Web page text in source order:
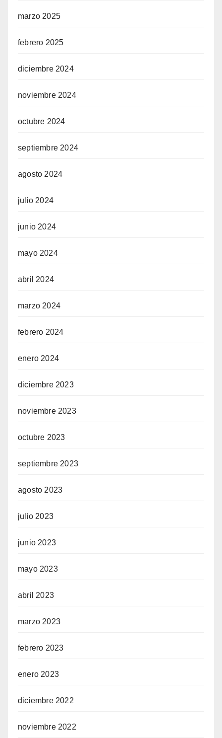
marzo 2025
febrero 2025
diciembre 2024
noviembre 2024
octubre 2024
septiembre 2024
agosto 2024
julio 2024
junio 2024
mayo 2024
abril 2024
marzo 2024
febrero 2024
enero 2024
diciembre 2023
noviembre 2023
octubre 2023
septiembre 2023
agosto 2023
julio 2023
junio 2023
mayo 2023
abril 2023
marzo 2023
febrero 2023
enero 2023
diciembre 2022
noviembre 2022